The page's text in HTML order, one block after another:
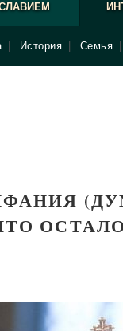
История Семья